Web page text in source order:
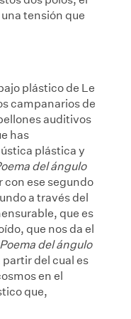
tensión que
plástico de Le
campanarios de
auditivos
has
plástica y
del ángulo
con ese segundo
a través del
que es
que nos da el
Poema del ángulo
del cual es
en el
que,